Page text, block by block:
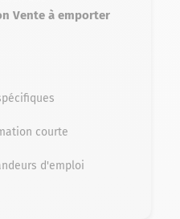
Vente à emporter
courte
d'emploi